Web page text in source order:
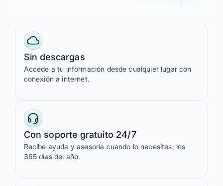
Sin descargas
Accede a tu información desde cualquier lugar con
conexión a internet.
Con soporte gratuito 24/7
Recibe ayuda y asesoría cuando lo necesites, los
365 días del año.